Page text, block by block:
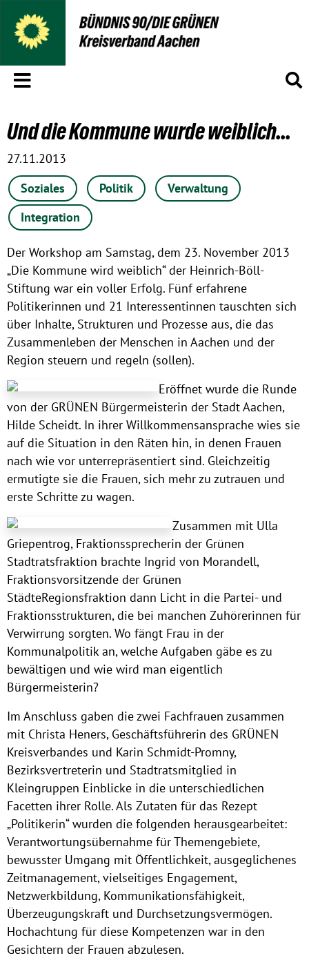
Menü
Und die Kommune wurde weiblich...
27.11.2013
Soziales
Politik
Verwaltung
Integration
Der Workshop am Samstag, dem 23. November 2013
„Die Kommune wird weiblich“ der Heinrich-Böll-
Stiftung war ein voller Erfolg. Fünf erfahrene
Politikerinnen und 21 Interessentinnen tauschten sich
über Inhalte, Strukturen und Prozesse aus, die das
Zusammenleben der Menschen in Aachen und der
Region steuern und regeln (sollen).
Eröffnet wurde die Runde
von der GRÜNEN Bürgermeisterin der Stadt Aachen,
Hilde Scheidt. In ihrer Willkommensansprache wies sie
auf die Situation in den Räten hin, in denen Frauen
nach wie vor unterrepräsentiert sind. Gleichzeitig
ermutigte sie die Frauen, sich mehr zu zutrauen und
erste Schritte zu wagen.
Zusammen mit Ulla
Griepentrog, Fraktionssprecherin der Grünen
Stadtratsfraktion brachte Ingrid von Morandell,
Fraktionsvorsitzende der Grünen
StädteRegionsfraktion dann Licht in die Partei- und
Fraktionsstrukturen, die bei manchen Zuhörerinnen für
Verwirrung sorgten. Wo fängt Frau in der
Kommunalpolitik an, welche Aufgaben gäbe es zu
bewältigen und wie wird man eigentlich
Bürgermeisterin?
Im Anschluss gaben die zwei Fachfrauen zusammen
mit Christa Heners, Geschäftsführerin des GRÜNEN
Kreisverbandes und Karin Schmidt-Promny,
Bezirksvertreterin und Stadtratsmitglied in
Kleingruppen Einblicke in die unterschiedlichen
Facetten ihrer Rolle. Als Zutaten für das Rezept
„Politikerin“ wurden die folgenden herausgearbeitet:
Verantwortungsübernahme für Themengebiete,
bewusster Umgang mit Öffentlichkeit, ausgeglichenes
Zeitmanagement, vielseitiges Engagement,
Netzwerkbildung, Kommunikationsfähigkeit,
Überzeugungskraft und Durchsetzungsvermögen.
Hochachtung für diese Kompetenzen war in den
Gesichtern der Frauen abzulesen.